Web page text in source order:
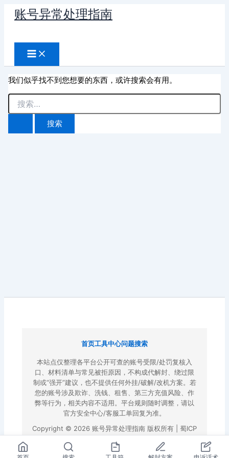
账号异常处理指南
索
我们似乎找不到您想要的东西，或许搜索会有用。
搜
索：
首页工具中心问题搜索
本站点仅整理各平台公开可查的账号受限/处罚复核入
口、材料清单与常见被拒原因，不构成代解封、绕过限
制或“强开”建议，也不提供任何外挂/破解/改机方案。若
您的账号涉及欺诈、洗钱、租售、第三方充值风险、作
弊等行为，相关内容不适用。平台规则随时调整，请以
官方安全中心/客服工单回复为准。
Copyright © 2026 账号异常处理指南 版权所有 | 蜀ICP